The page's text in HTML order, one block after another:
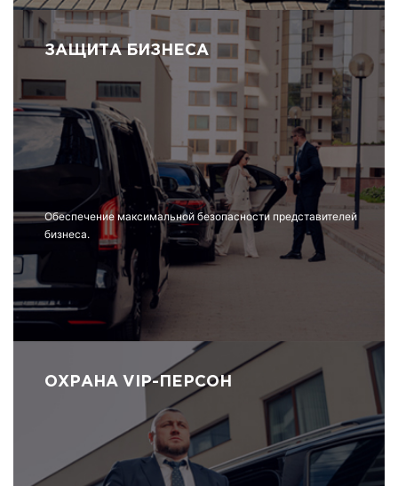
ЗАЩИТА БИЗНЕСА
Обеспечение максимальной безопасности представителей
бизнеса.
ОХРАНА VIP-ПЕРСОН